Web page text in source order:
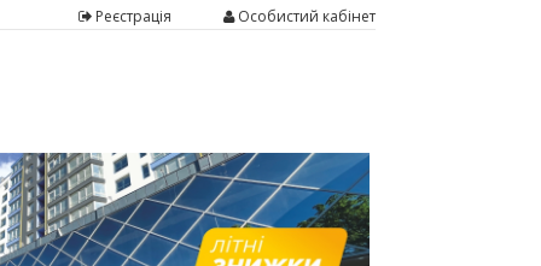
Реєстрація Особистий кабінет